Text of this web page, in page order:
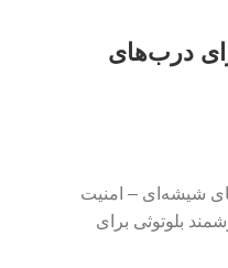
درب‌های
شیشه‌ای – امنیت
بلوتوثی برای